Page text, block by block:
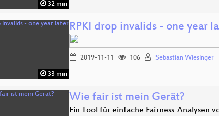
32 min
33 min
RPKI drop invalids - one year
2019-11-11 106 Sebastian Wiesinger
Wie fair ist mein Gerät?
Ein Tool für einfache Fairness-Analysen